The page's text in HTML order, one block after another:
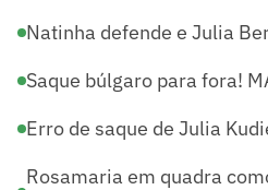
Natinha defende e Julia
Saque búlgaro para fora!
Erro de saque de Julia
Rosamaria em quadra